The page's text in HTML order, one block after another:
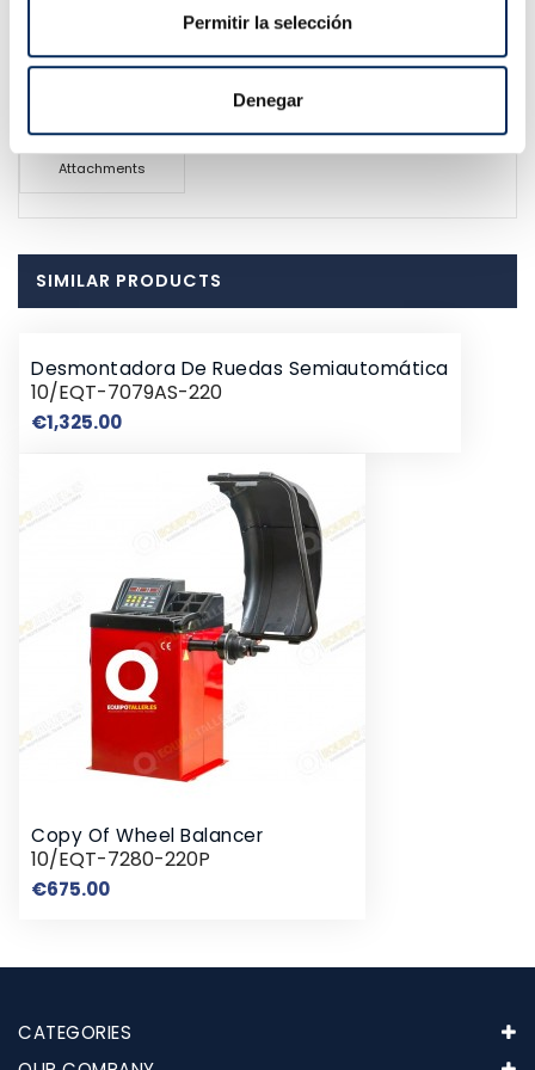
Permitir la selección
Denegar
Attachments
SIMILAR PRODUCTS
Desmontadora De Ruedas Semiautomática
10/EQT-7079AS-220
€1,325.00Price
Copy Of Wheel Balancer
10/EQT-7280-220P
€675.00Price
CATEGORIES